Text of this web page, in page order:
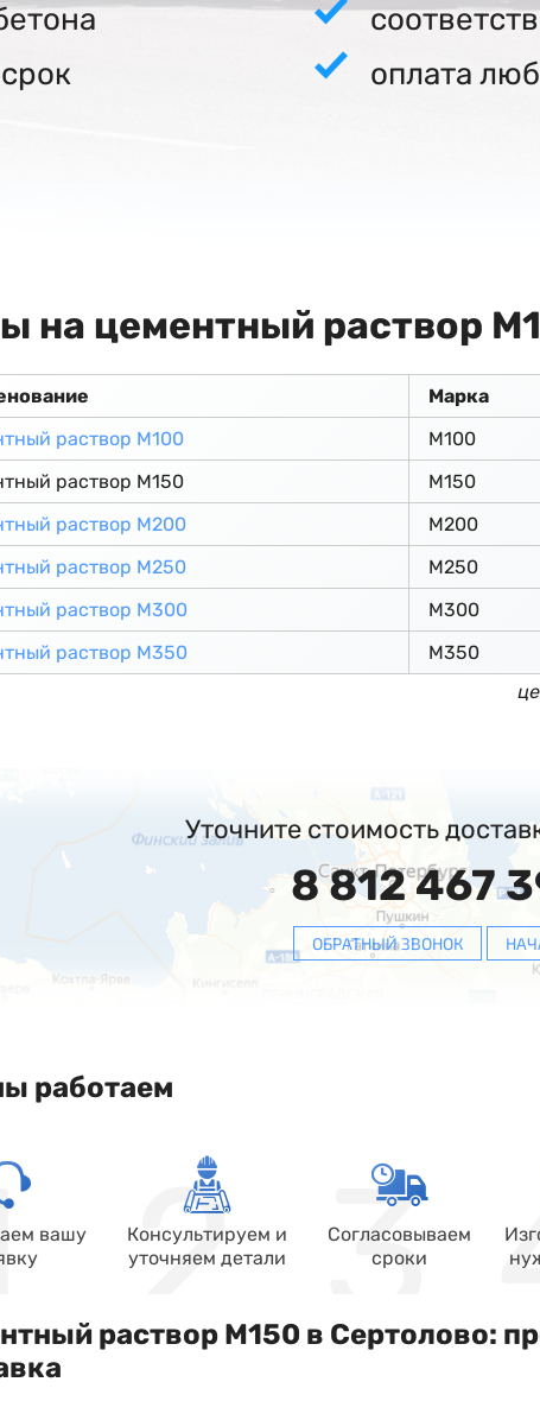
оплата
на цементный раствор
Марка
раствор М100
М100
раствор М150
М150
раствор М200
М200
раствор М250
М250
раствор М300
М300
раствор М350
М350
Уточните стоимость
8 812 467
ОБРАТНЫЙ ЗВОНОК
работаем
вашу
Консультируем и
уточняем детали
Согласовываем
сроки
раствор М150 в Сертолово: